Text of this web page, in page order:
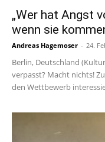
„Wer hat Angst
wenn sie
Andreas Hagemoser - 24.
Berlin, Deutschland
verpasst? Macht nichts!
den Wettbewerb